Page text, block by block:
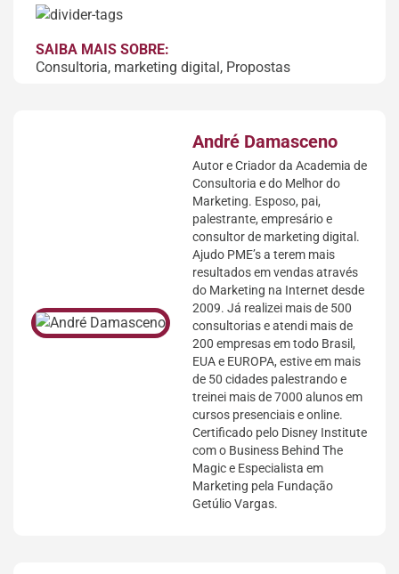
SAIBA MAIS SOBRE:
Consultoria, marketing digital, Propostas
André Damasceno
Autor e Criador da Academia de
Consultoria e do Melhor do
Marketing. Esposo, pai,
palestrante, empresário e
consultor de marketing digital.
Ajudo PME’s a terem mais
resultados em vendas através
do Marketing na Internet desde
2009. Já realizei mais de 500
consultorias e atendi mais de
200 empresas em todo Brasil,
EUA e EUROPA, estive em mais
de 50 cidades palestrando e
treinei mais de 7000 alunos em
cursos presenciais e online.
Certificado pelo Disney Institute
com o Business Behind The
Magic e Especialista em
Marketing pela Fundação
Getúlio Vargas.